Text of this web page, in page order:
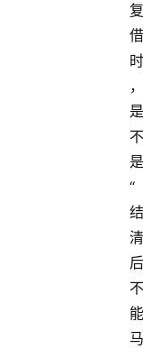
复
借
时
，
是
不
是
“
结
清
后
不
能
马